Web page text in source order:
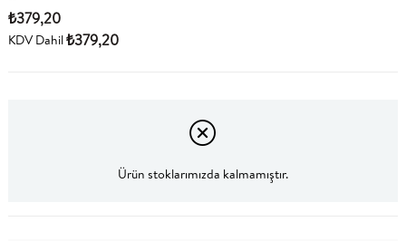
₺379,20
KDV Dahil₺379,20
Ürün stoklarımızda kalmamıştır.